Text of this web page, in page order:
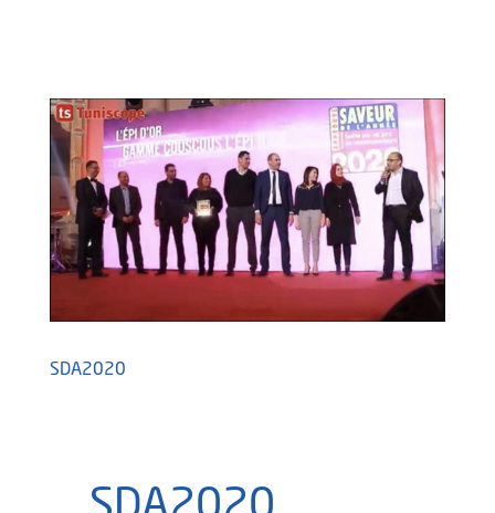
SDA2020